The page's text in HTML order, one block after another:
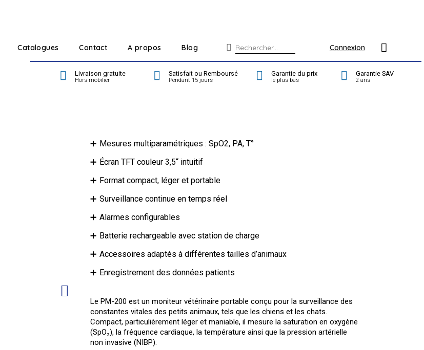
Catalogues Contact A propos Blog Connexion
Livraison gratuite
Hors mobilier
Satisfait ou Remboursé
Pendant 15 jours
Garantie du prix
le plus bas
Garantie SAV
2 ans
Mesures multiparamétriques : SpO2, PA, T°
Écran TFT couleur 3,5“ intuitif
Format compact, léger et portable
Surveillance continue en temps réel
Alarmes configurables
Batterie rechargeable avec station de charge
Accessoires adaptés à différentes tailles d’animaux
Enregistrement des données patients
Le PM-200 est un moniteur vétérinaire portable conçu pour la surveillance des
constantes vitales des petits animaux, tels que les chiens et les chats.
Compact, particulièrement léger et maniable, il mesure la saturation en oxygène
(SpO₂), la fréquence cardiaque, la température ainsi que la pression artérielle
non invasive (NIBP).